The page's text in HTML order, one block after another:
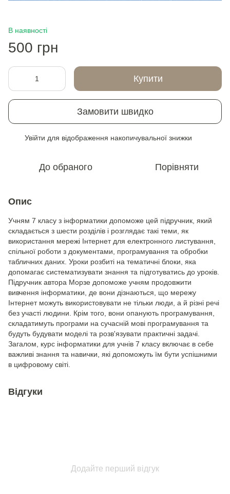
В наявності
500 грн
Купити
Замовити швидко
Увійти для відображення накопичувальної знижки
До обраного Порівняти
Опис
Учням 7 класу з інформатики допоможе цей підручник, який
складається з шести розділів і розглядає такі теми, як
використання мережі Інтернет для електронного листування,
спільної роботи з документами, програмування та обробки
табличних даних. Уроки розбиті на тематичні блоки, яка
допомагає систематизувати знання та підготуватись до уроків.
Підручник автора Морзе допоможе учням продовжити
вивчення інформатики, де вони дізнаються, що мережу
Інтернет можуть використовувати не тільки люди, а й різні речі
без участі людини. Крім того, вони опанують програмування,
складатимуть програми на сучасній мові програмування та
будуть будувати моделі та розв'язувати практичні задачі.
Загалом, курс інформатики для учнів 7 класу включає в себе
важливі знання та навички, які допоможуть їм бути успішними
в цифровому світі.
Відгуки
Додайте перший відгук